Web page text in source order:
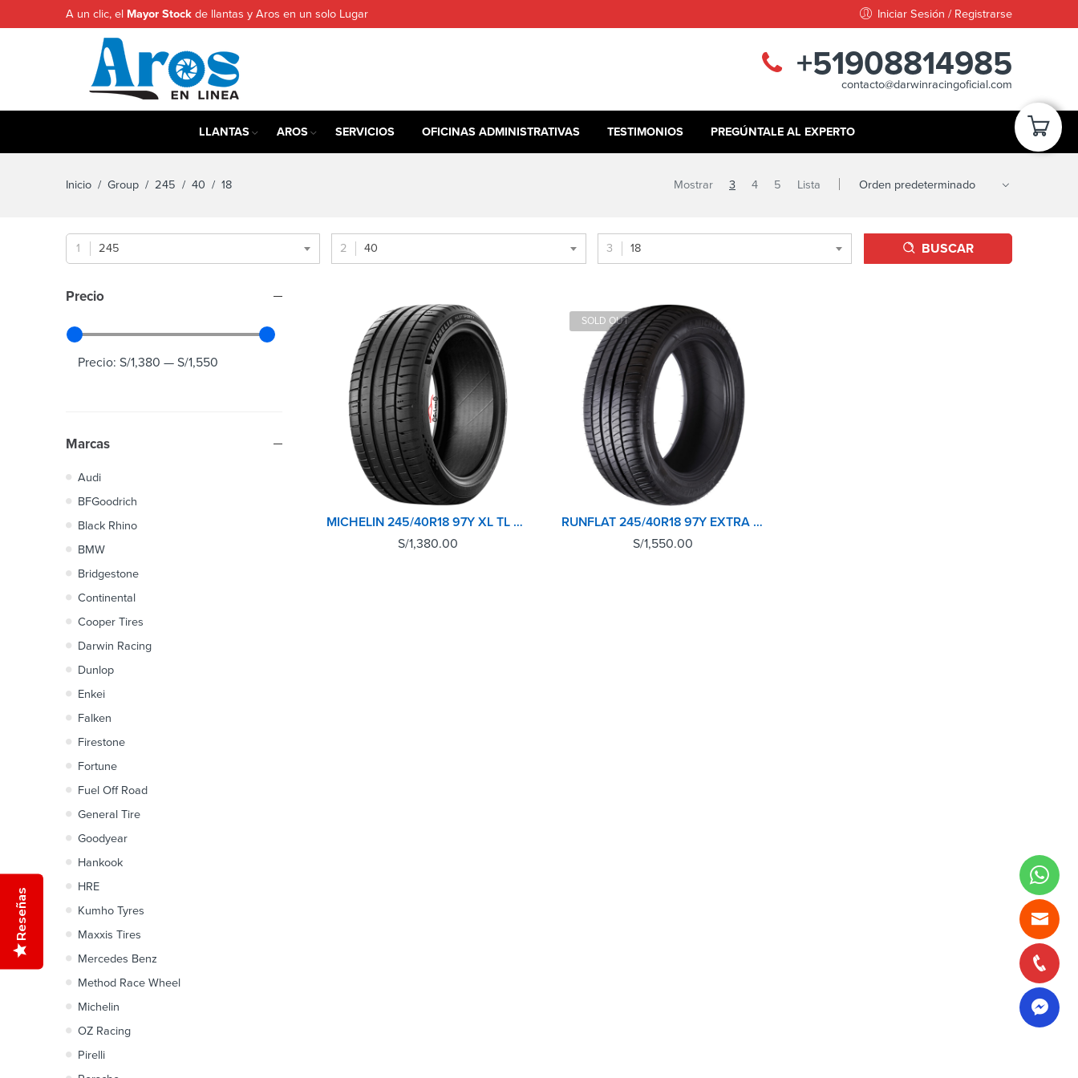
A un clic, el Mayor Stock de llantas y Aros en un solo Lugar Iniciar Sesión / Registrarse
+51908814985
contacto@darwinracingoficial.com
LLANTAS AROS SERVICIOS OFICINAS ADMINISTRATIVAS TESTIMONIOS PREGÚNTALE AL EXPERTO
Inicio / Group / 245 / 40 / 18 Mostrar 3 4 5 Lista
245 40 18 BUSCAR
MICHELIN 245/40R18 97Y XL TL PILOT SPORT 5
S/1,380.00
SOLD OUT
RUNFLAT 245/40R18 97Y EXTRA LOAD TL PRIMACY 3 MOE GRNX MICHELIN
S/1,550.00
Precio
Precio: S/1,380 — S/1,550
Marcas
Audi
BFGoodrich
Black Rhino
BMW
Bridgestone
Continental
Cooper Tires
Darwin Racing
Dunlop
Enkei
Falken
Firestone
Fortune
Fuel Off Road
General Tire
Goodyear
Hankook
HRE
Kumho Tyres
Maxxis Tires
Mercedes Benz
Method Race Wheel
Michelin
OZ Racing
Pirelli
Reseñas